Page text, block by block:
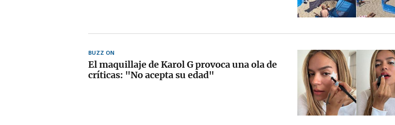
BUZZ ON
El maquillaje de Karol G provoca una ola de
críticas: "No acepta su edad"